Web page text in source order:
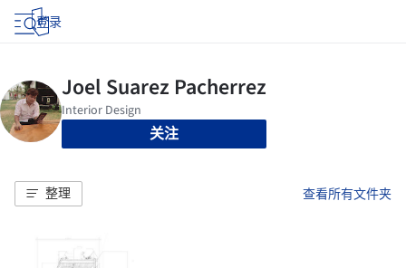
登录
关注
整理 查看所有文件夹